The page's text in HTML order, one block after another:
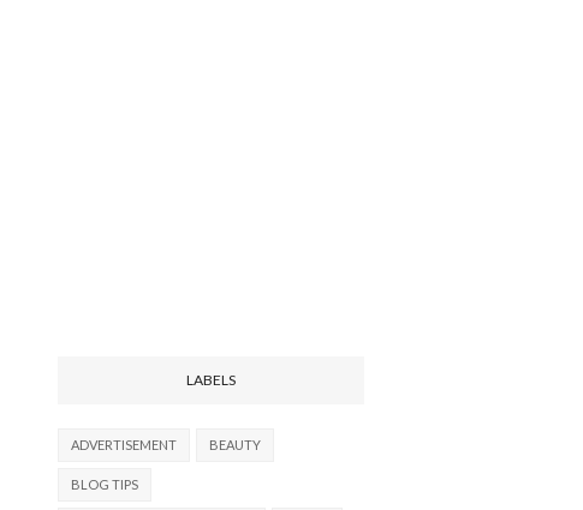
LABELS
ADVERTISEMENT BEAUTY
BLOG TIPS